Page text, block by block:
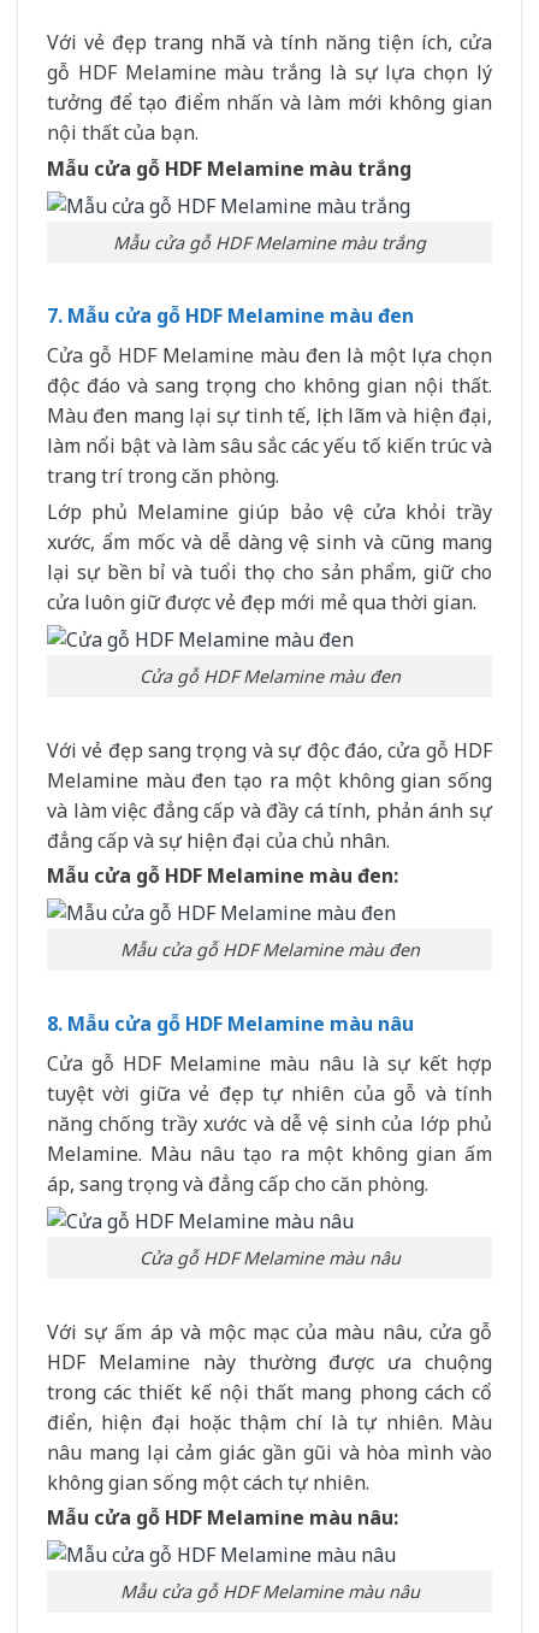
Với vẻ đẹp trang nhã và tính năng tiện ích, cửa
gỗ HDF Melamine màu trắng là sự lựa chọn lý
tưởng để tạo điểm nhấn và làm mới không gian
nội thất của bạn.
Mẫu cửa gỗ HDF Melamine màu trắng
Mẫu cửa gỗ HDF Melamine màu trắng
7. Mẫu cửa gỗ HDF Melamine màu đen
Cửa gỗ HDF Melamine màu đen là một lựa chọn
độc đáo và sang trọng cho không gian nội thất.
Màu đen mang lại sự tinh tế, lịch lãm và hiện đại,
làm nổi bật và làm sâu sắc các yếu tố kiến trúc và
trang trí trong căn phòng.
Lớp phủ Melamine giúp bảo vệ cửa khỏi trầy
xước, ẩm mốc và dễ dàng vệ sinh và cũng mang
lại sự bền bỉ và tuổi thọ cho sản phẩm, giữ cho
cửa luôn giữ được vẻ đẹp mới mẻ qua thời gian.
Cửa gỗ HDF Melamine màu đen
Với vẻ đẹp sang trọng và sự độc đáo, cửa gỗ HDF
Melamine màu đen tạo ra một không gian sống
và làm việc đẳng cấp và đầy cá tính, phản ánh sự
đẳng cấp và sự hiện đại của chủ nhân.
Mẫu cửa gỗ HDF Melamine màu đen:
Mẫu cửa gỗ HDF Melamine màu đen
8. Mẫu cửa gỗ HDF Melamine màu nâu
Cửa gỗ HDF Melamine màu nâu là sự kết hợp
tuyệt vời giữa vẻ đẹp tự nhiên của gỗ và tính
năng chống trầy xước và dễ vệ sinh của lớp phủ
Melamine. Màu nâu tạo ra một không gian ấm
áp, sang trọng và đẳng cấp cho căn phòng.
Cửa gỗ HDF Melamine màu nâu
Với sự ấm áp và mộc mạc của màu nâu, cửa gỗ
HDF Melamine này thường được ưa chuộng
trong các thiết kế nội thất mang phong cách cổ
điển, hiện đại hoặc thậm chí là tự nhiên. Màu
nâu mang lại cảm giác gần gũi và hòa mình vào
không gian sống một cách tự nhiên.
Mẫu cửa gỗ HDF Melamine màu nâu:
Mẫu cửa gỗ HDF Melamine màu nâu